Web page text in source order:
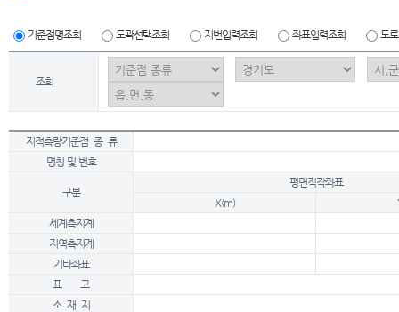
기준점명조회 도곽선택조회 지번입력조회 좌표입력조회 도
조회
지적측량기준점 종 류
명칭 및 번호
구분
평면직각좌표
X(m)
세계측지계
지역측지계
기타좌표
표 고
소 재 지